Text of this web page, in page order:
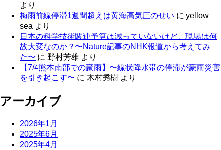
より
梅雨前線停滞1週間超えは黄海高気圧のせい に yellow
sea より
日本の科学技術関連予算は減っていないけど、現場は何
故大変なのか？〜Nature記事のNHK報道から考えてみ
た〜 に 野村芳雄 より
【7/4熊本南部での豪雨】〜線状降水帯の停滞が豪雨災害
を引き起こす〜 に 木村秀樹 より
アーカイブ
2026年1月
2025年6月
2025年4月